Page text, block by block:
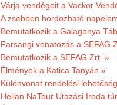
Várja vendégeit a Vackor
A zsebben hordozható
Bemutatkozik a Galagonya
Farsangi vonatozás a SEFAG
Bemutatkozik a SEFAG Zrt. »
Élmények a Katica Tanyán »
Különvonat rendelési
Helian NaTour Utazási Iroda